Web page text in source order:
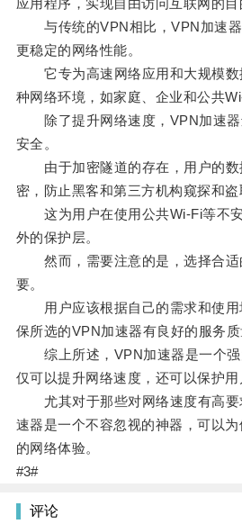
应用程序，实现自由访问互联网的目
与传统的VPN相比，VPN加速器
更稳定的网络性能。
它专为高速网络应用和大规模数
种网络环境，如家庭、企业和公共
除了提升网络速度，VPN加速器
安全。
由于加密隧道的存在，用户的数
密，防止黑客和第三方机构窥探和盗
这为用户在使用公共Wi-Fi等不安
外的保护层。
然而，需要注意的是，选择合适
要。
用户应该根据自己的需求和使用
保所选的VPN加速器有良好的服务质
综上所述，VPN加速器是一个强
仅可以提升网络速度，还可以保护用
尤其对于那些对网络速度有高要
速器是一个不容忽视的神器，可以
的网络体验。
#3#
评论